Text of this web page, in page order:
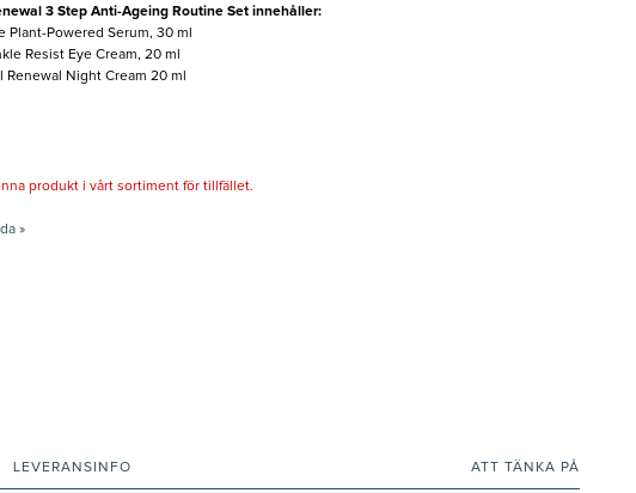
3 Step Anti-Ageing Routine Set innehåller:
Plant-Powered Serum, 30 ml
Resist Eye Cream, 20 ml
Renewal Night Cream 20 ml
produkt i vårt sortiment för tillfället.
»
LEVERANSINFO ATT TÄNKA PÅ